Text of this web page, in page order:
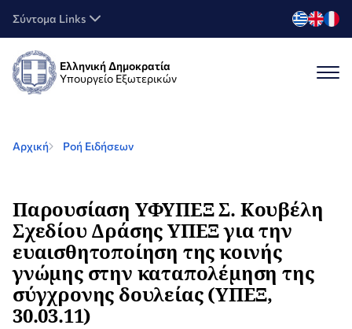
Σύντομα Links
Ελληνική Δημοκρατία
Υπουργείο Εξωτερικών
Αρχική Ροή Ειδήσεων
Παρουσίαση ΥΦΥΠΕΞ Σ. Κουβέλη
Σχεδίου Δράσης ΥΠΕΞ για την
ευαισθητοποίηση της κοινής
γνώμης στην καταπολέμηση της
σύγχρονης δουλείας (ΥΠΕΞ,
30.03.11)